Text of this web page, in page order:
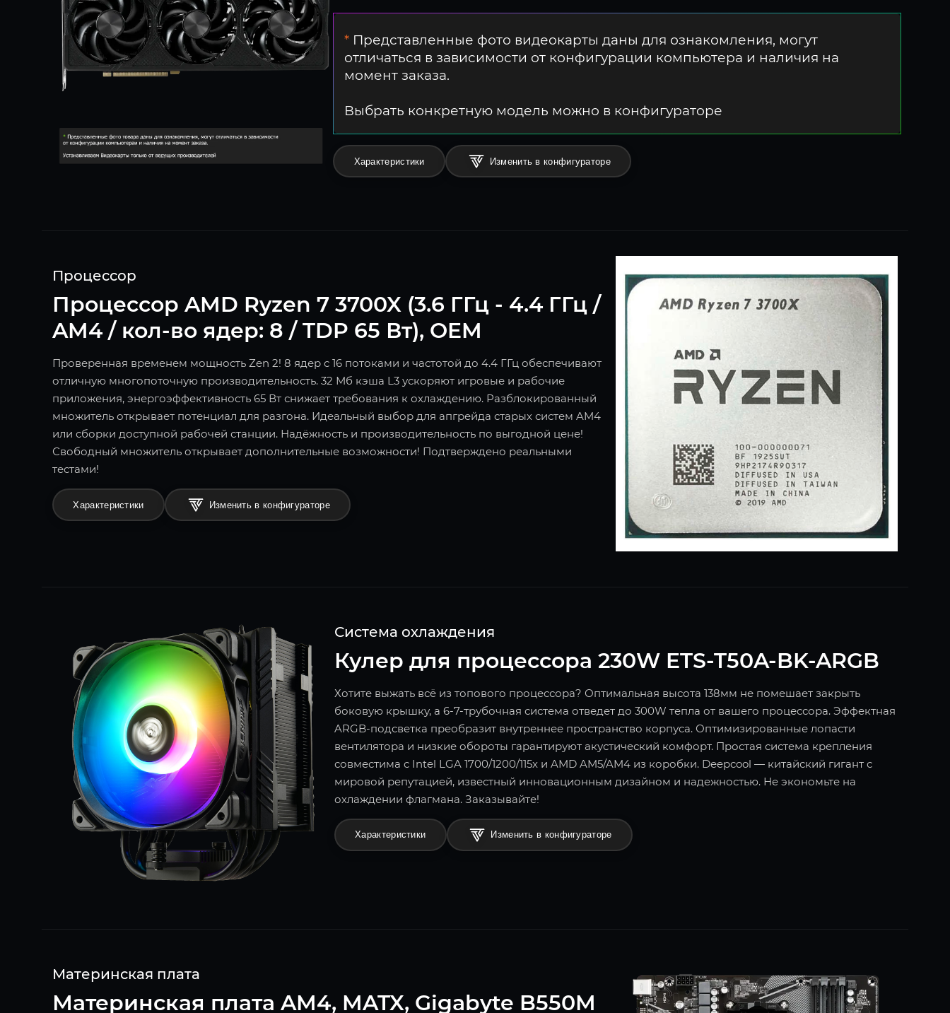
* Представленные фото видеокарты даны для ознакомления, могут
отличаться в зависимости от конфигурации компьютера и наличия на
момент заказа.
Выбрать конкретную модель можно в конфигураторе
Характеристики Изменить в конфигураторе
Процессор
Процессор AMD Ryzen 7 3700X (3.6 ГГц - 4.4 ГГц /
AM4 / кол-во ядер: 8 / TDP 65 Вт), OEM
Проверенная временем мощность Zen 2! 8 ядер с 16 потоками и частотой до 4.4 ГГц обеспечивают
отличную многопоточную производительность. 32 Мб кэша L3 ускоряют игровые и рабочие
приложения, энергоэффективность 65 Вт снижает требования к охлаждению. Разблокированный
множитель открывает потенциал для разгона. Идеальный выбор для апгрейда старых систем AM4
или сборки доступной рабочей станции. Надёжность и производительность по выгодной цене!
Свободный множитель открывает дополнительные возможности! Подтверждено реальными
тестами!
Характеристики Изменить в конфигураторе
Система охлаждения
Кулер для процессора 230W ETS-T50A-BK-ARGB
Хотите выжать всё из топового процессора? Оптимальная высота 138мм не помешает закрыть
боковую крышку, а 6-7-трубочная система отведет до 300W тепла от вашего процессора. Эффектная
ARGB-подсветка преобразит внутреннее пространство корпуса. Оптимизированные лопасти
вентилятора и низкие обороты гарантируют акустический комфорт. Простая система крепления
совместима с Intel LGA 1700/1200/115x и AMD AM5/AM4 из коробки. Deepcool — китайский гигант с
мировой репутацией, известный инновационным дизайном и надежностью. Не экономьте на
охлаждении флагмана. Заказывайте!
Характеристики Изменить в конфигураторе
Материнская плата
Материнская плата AM4, MATX, Gigabyte B550M